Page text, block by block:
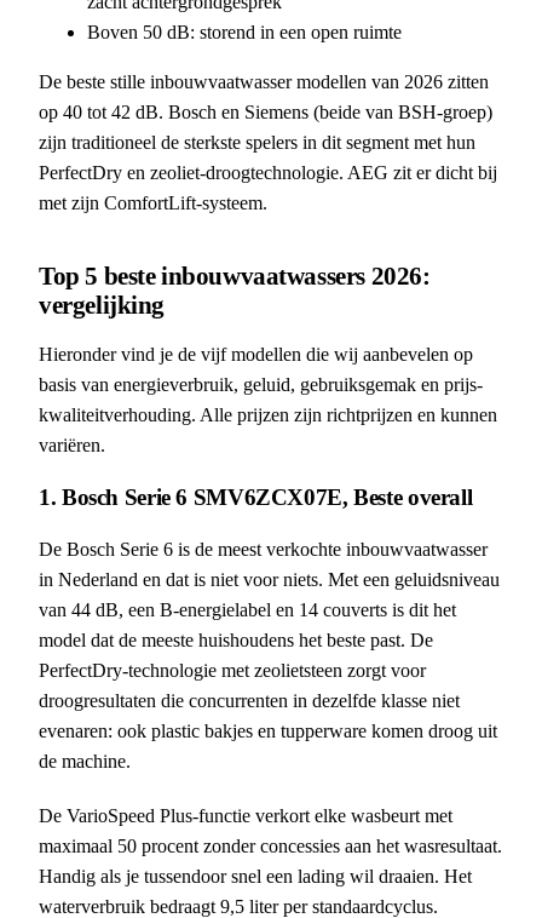
Boven 50 dB: storend in een open ruimte
De beste stille inbouwvaatwasser modellen van 2026 zitten
op 40 tot 42 dB. Bosch en Siemens (beide van BSH-groep)
zijn traditioneel de sterkste spelers in dit segment met hun
PerfectDry en zeoliet-droogtechnologie. AEG zit er dicht bij
met zijn ComfortLift-systeem.
Top 5 beste inbouwvaatwassers 2026:
vergelijking
Hieronder vind je de vijf modellen die wij aanbevelen op
basis van energieverbruik, geluid, gebruiksgemak en prijs-
kwaliteitverhouding. Alle prijzen zijn richtprijzen en kunnen
variëren.
1. Bosch Serie 6 SMV6ZCX07E, Beste overall
De Bosch Serie 6 is de meest verkochte inbouwvaatwasser
in Nederland en dat is niet voor niets. Met een geluidsniveau
van 44 dB, een B-energielabel en 14 couverts is dit het
model dat de meeste huishoudens het beste past. De
PerfectDry-technologie met zeolietsteen zorgt voor
droogresultaten die concurrenten in dezelfde klasse niet
evenaren: ook plastic bakjes en tupperware komen droog uit
de machine.
De VarioSpeed Plus-functie verkort elke wasbeurt met
maximaal 50 procent zonder concessies aan het wasresultaat.
Handig als je tussendoor snel een lading wil draaien. Het
waterverbruik bedraagt 9,5 liter per standaardcyclus.